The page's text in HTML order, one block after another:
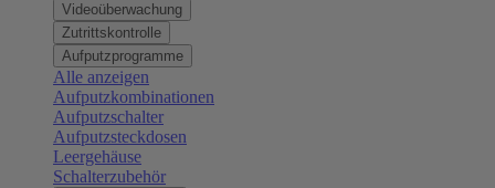
Videoüberwachung
Zutrittskontrolle
Aufputzprogramme
Alle anzeigen
Aufputzkombinationen
Aufputzschalter
Aufputzsteckdosen
Leergehäuse
Schalterzubehör